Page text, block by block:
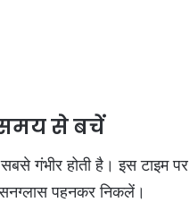
से बचें
गंभीर होती है। इस टाइम
पहनकर निकलें।